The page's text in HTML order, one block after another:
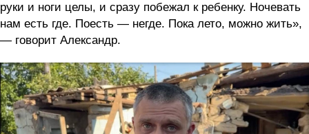
руки и ноги целы, и сразу побежал к ребенку. Ночевать
нам есть где. Поесть — негде. Пока лето, можно жить»,
— говорит Александр.